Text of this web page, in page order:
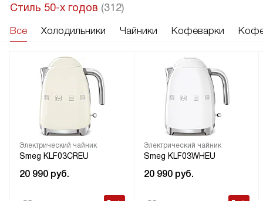
Стиль 50-х годов (312)
Все Холодильники Чайники Кофеварки
Электрический чайник
Smeg KLF03CREU
20 990 руб.
Электрический чайник
Smeg KLF03WHEU
20 990 руб.